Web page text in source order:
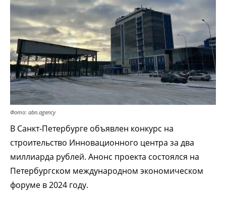
Фото: abn.agency
В Санкт-Петербурге объявлен конкурс на
строительство Инновационного центра за два
миллиарда рублей. Анонс проекта состоялся на
Петербургском международном экономическом
форуме в 2024 году.